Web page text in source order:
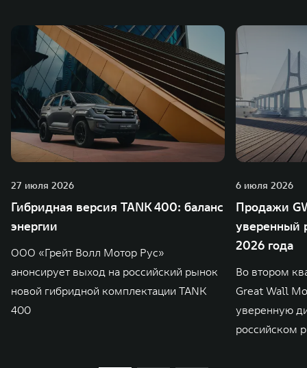
27 июля 2026
Гибридная версия TANK 400: баланс
энергии
ООО «Грейт Волл Мотор Рус»
анонсирует выход на российский рынок
новой гибридной комплектации TANK
400
6 июля 2026
Продажи
уверенный
2026 года
Во втором
Great Wall
уверенную
российском